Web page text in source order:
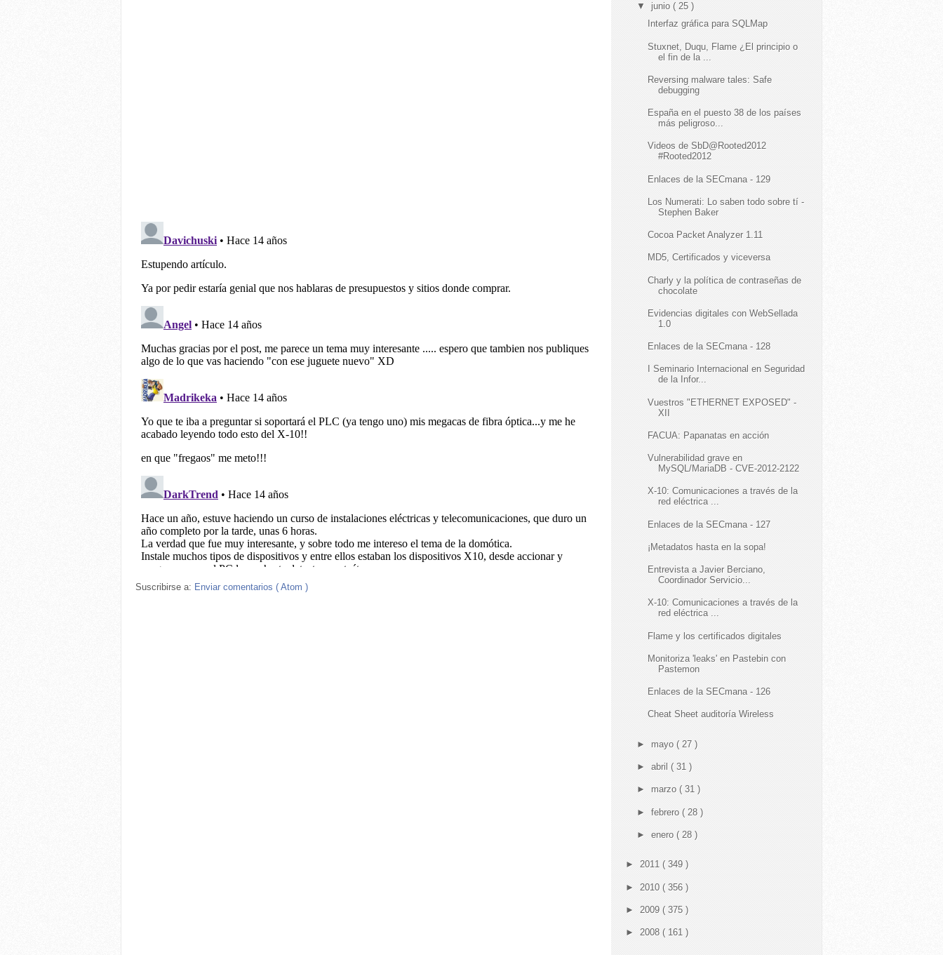
Suscribirse a: Enviar comentarios ( Atom )
▼ junio ( 25 )
Interfaz gráfica para SQLMap
Stuxnet, Duqu, Flame ¿El principio o
el fin de la ...
Reversing malware tales: Safe
debugging
España en el puesto 38 de los países
más peligroso...
Videos de SbD@Rooted2012
#Rooted2012
Enlaces de la SECmana - 129
Los Numerati: Lo saben todo sobre tí -
Stephen Baker
Cocoa Packet Analyzer 1.11
MD5, Certificados y viceversa
Charly y la política de contraseñas de
chocolate
Evidencias digitales con WebSellada
1.0
Enlaces de la SECmana - 128
I Seminario Internacional en Seguridad
de la Infor...
Vuestros "ETHERNET EXPOSED" -
XII
FACUA: Papanatas en acción
Vulnerabilidad grave en
MySQL/MariaDB - CVE-2012-2122
X-10: Comunicaciones a través de la
red eléctrica ...
Enlaces de la SECmana - 127
¡Metadatos hasta en la sopa!
Entrevista a Javier Berciano,
Coordinador Servicio...
X-10: Comunicaciones a través de la
red eléctrica ...
Flame y los certificados digitales
Monitoriza 'leaks' en Pastebin con
Pastemon
Enlaces de la SECmana - 126
Cheat Sheet auditoría Wireless
► mayo ( 27 )
► abril ( 31 )
► marzo ( 31 )
► febrero ( 28 )
► enero ( 28 )
► 2011 ( 349 )
► 2010 ( 356 )
► 2009 ( 375 )
► 2008 ( 161 )